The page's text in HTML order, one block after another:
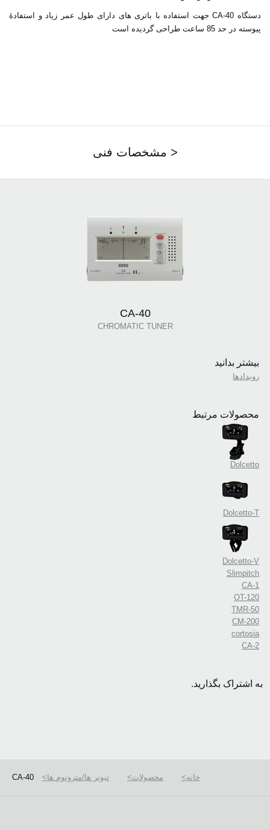
دستگاه CA-40 جهت استفاده با باتری های دارای طول عمر زیاد و استفادۀ
پیوسته در حد 85 ساعت طراحی گردیده است
مشخصات فنی >
CA-40
CHROMATIC TUNER
بیشتر بدانید
رویدادها
محصولات مرتبط
Dolcetto
Dolcetto-T
Dolcetto-V
Slimpitch
CA-1
OT-120
TMR-50
CM-200
cortosia
CA-2
به اشتراک بگذارید.
خانه محصولات تیونر ها/مترونوم ها CA-40